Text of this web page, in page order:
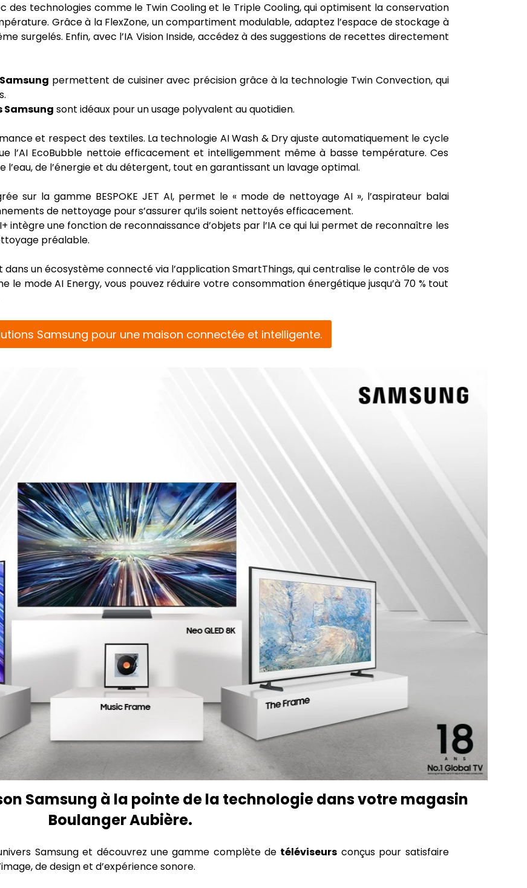
des technologies comme le Twin Cooling et le Triple Cooling, qui optimisent la conservation
Grâce à la FlexZone, un compartiment modulable, adaptez l’espace de stockage à
surgelés. Enfin, avec l’IA Vision Inside, accédez à des suggestions de recettes directement
permettent de cuisiner avec précision grâce à la technologie Twin Convection, qui
sont idéaux pour un usage polyvalent au quotidien.
et respect des textiles. La technologie AI Wash & Dry ajuste automatiquement le cycle
l’AI EcoBubble nettoie efficacement et intelligemment même à basse température. Ces
de l’énergie et du détergent, tout en garantissant un lavage optimal.
sur la gamme BESPOKE JET AI, permet le « mode de nettoyage AI », l’aspirateur balai
de nettoyage pour s’assurer qu’ils soient nettoyés efficacement.
intègre une fonction de reconnaissance d’objets par l’IA ce qui lui permet de reconnaître les
préalable.
un écosystème connecté via l’application SmartThings, qui centralise le contrôle de vos
le mode AI Energy, vous pouvez réduire votre consommation énergétique jusqu’à 70 % tout
Samsung pour une maison connectée et intelligente.
Samsung à la pointe de la technologie dans votre magasin
Boulanger Aubière.
Samsung et découvrez une gamme complète de téléviseurs conçus pour satisfaire
de design et d’expérience sonore.